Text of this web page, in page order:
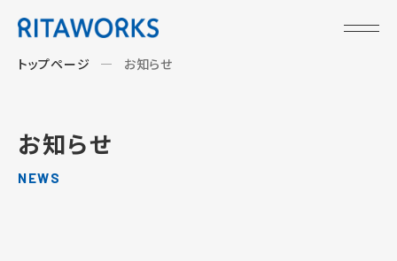
トップページ お知らせ
お知らせ
NEWS